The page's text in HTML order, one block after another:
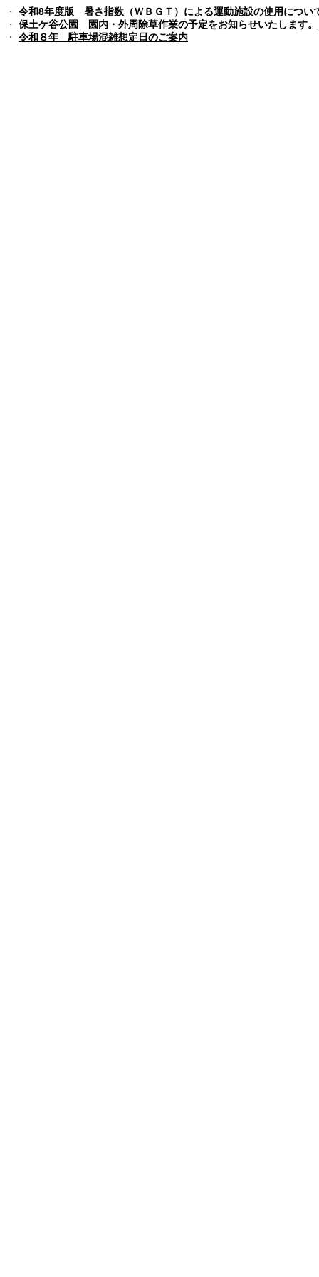
・ 令和8年度版 暑さ指数（ＷＢＧＴ）による運動施設の使用につい
・ 保土ケ谷公園 園内・外周除草作業の予定をお知らせいたします。
・ 令和８年 駐車場混雑想定日のご案内